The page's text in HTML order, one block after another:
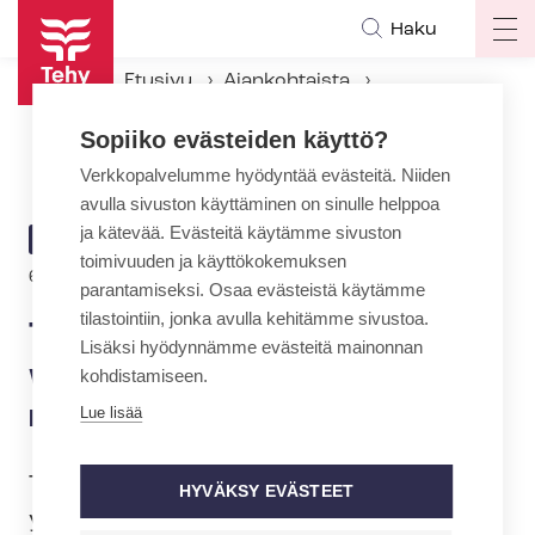
Hyppää
pääsisältöön
Haku
Etusivu
Ajankohtaista
Tehyn yrittäjäjaoston webinaari: Lahjakorttien myynti verkossa
ARTIKKELIN
KATEGORIA
AJANKOHTAISTA
6.4.2021 | 6:51
Tehyn yrittäjäjaoston
webinaari: Lahjakorttien
myynti verkossa
Tule mukaan webinaariin, jossa
yrittäjäjaoston opintopäivästä 2020
Sopiiko evästeiden käyttö?
Verkkopalvelumme hyödyntää evästeitä. Niiden
avulla sivuston käyttäminen on sinulle helppoa
ja kätevää. Evästeitä käytämme sivuston
toimivuuden ja käyttökokemuksen
parantamiseksi. Osaa evästeistä käytämme
tilastointiin, jonka avulla kehitämme sivustoa.
Lisäksi hyödynnämme evästeitä mainonnan
kohdistamiseen.
Lue lisää
HYVÄKSY EVÄSTEET